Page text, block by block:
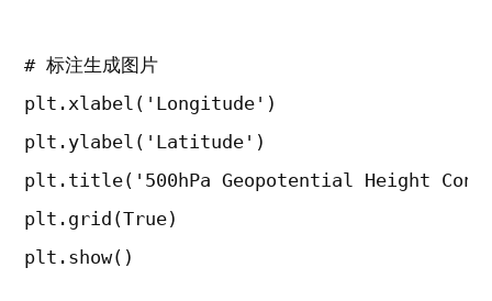
# 标注生成图片
plt.xlabel('Longitude')
plt.ylabel('Latitude')
plt.title('500hPa Geopotential Height
plt.grid(True)
plt.show()